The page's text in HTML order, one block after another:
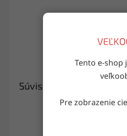
Tento e-shop
Pre zobrazenie
Doručenie do
Súvisiaci tovar
Kód: 30081/10007403